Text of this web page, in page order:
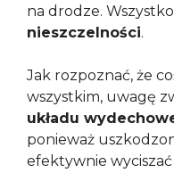
na drodze.
nieszczelności.
Jak rozpoznać, że
wszystkim, uwagę
układu
ponieważ
efektywnie